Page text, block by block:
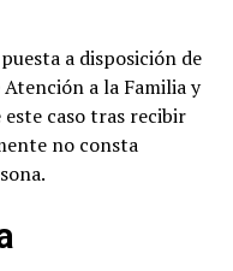
a disposición de
a la Familia y
este caso tras recibir
no consta